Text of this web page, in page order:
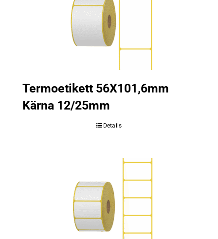
Termoetikett 56X101,6mm
Kärna 12/25mm
Details